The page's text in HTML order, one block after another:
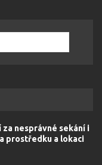
za nesprávné sekání i
prostředku a lokaci